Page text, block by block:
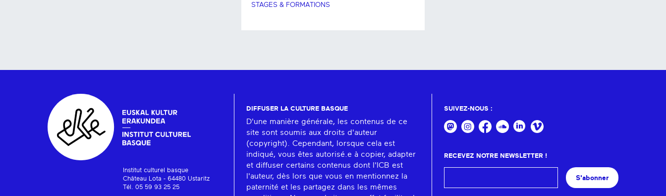
STAGES & FORMATIONS
Institut culturel basque
Château Lota - 64480 Ustaritz
Tél. 05 59 93 25 25
DIFFUSER LA CULTURE BASQUE
D'une manière générale, les contenus de ce
site sont soumis aux droits d'auteur
(copyright). Cependant, lorsque cela est
indiqué, vous êtes autorisé.e à copier, adapter
et diffuser certains contenus dont l'ICB est
l'auteur, dès lors que vous en mentionnez la
paternité et les partagez dans les mêmes
SUIVEZ-NOUS :
RECEVEZ NOTRE NEWSLETTER !
S'abonner